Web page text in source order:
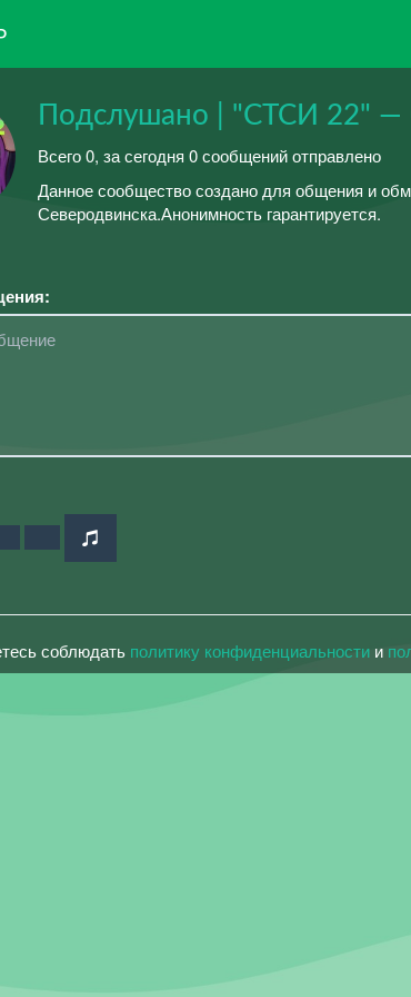
Подслушано | "СТСИ 22" —
Всего 0, за сегодня 0 сообщений отправлено
Данное сообщество создано для общения и
Северодвинска.Анонимность гарантируется.
соблюдать политику конфиденциальности и